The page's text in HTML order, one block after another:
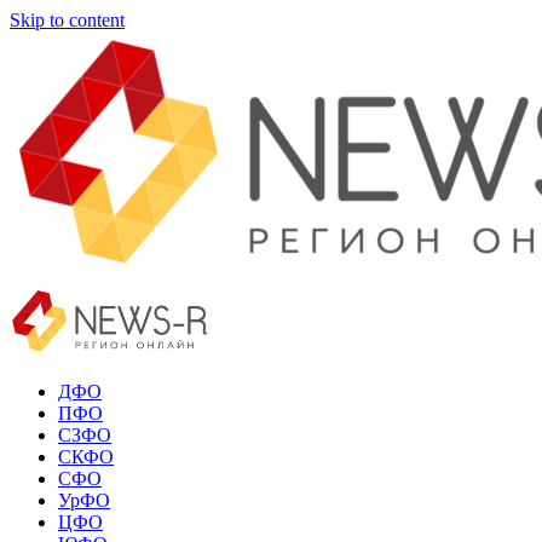
Skip to content
ДФО
ПФО
СЗФО
СКФО
СФО
УрФО
ЦФО